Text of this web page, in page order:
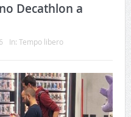
Decathlon a
In: Tempo libero